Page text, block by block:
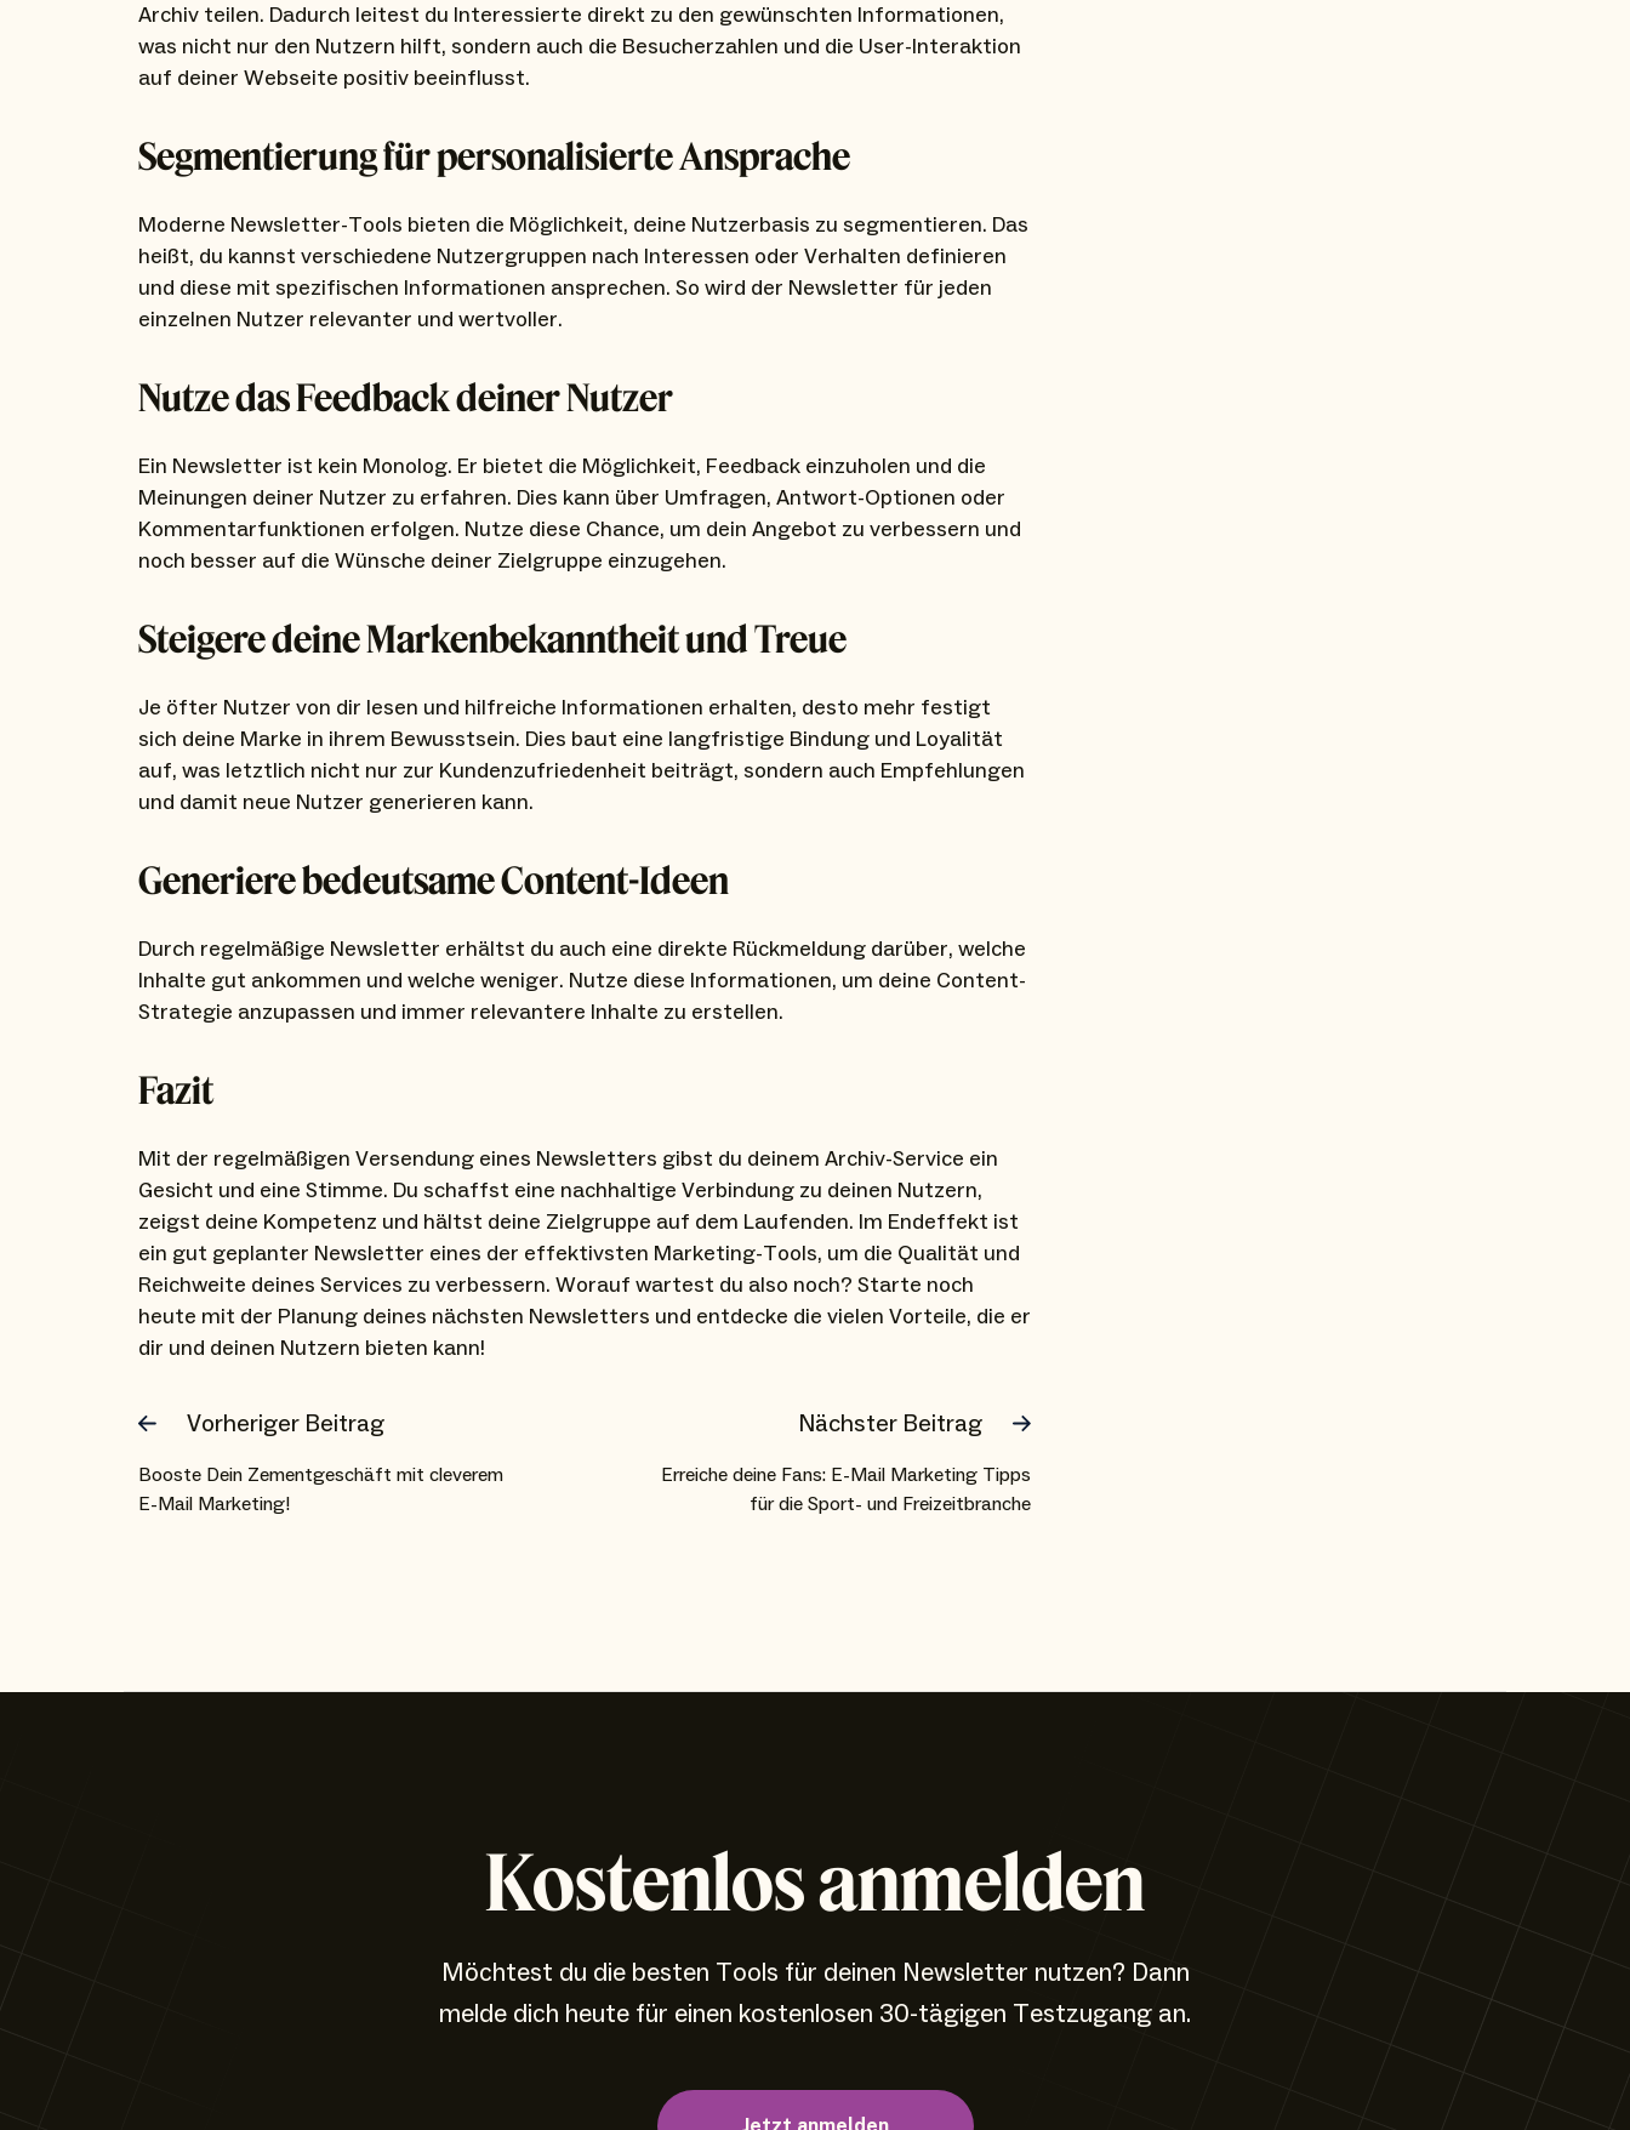
Archiv teilen. Dadurch leitest du Interessierte direkt zu den gewünschten Informationen,
was nicht nur den Nutzern hilft, sondern auch die Besucherzahlen und die User-Interaktion
auf deiner Webseite positiv beeinflusst.
Segmentierung für personalisierte Ansprache
Moderne Newsletter-Tools bieten die Möglichkeit, deine Nutzerbasis zu segmentieren. Das
heißt, du kannst verschiedene Nutzergruppen nach Interessen oder Verhalten definieren
und diese mit spezifischen Informationen ansprechen. So wird der Newsletter für jeden
einzelnen Nutzer relevanter und wertvoller.
Nutze das Feedback deiner Nutzer
Ein Newsletter ist kein Monolog. Er bietet die Möglichkeit, Feedback einzuholen und die
Meinungen deiner Nutzer zu erfahren. Dies kann über Umfragen, Antwort-Optionen oder
Kommentarfunktionen erfolgen. Nutze diese Chance, um dein Angebot zu verbessern und
noch besser auf die Wünsche deiner Zielgruppe einzugehen.
Steigere deine Markenbekanntheit und Treue
Je öfter Nutzer von dir lesen und hilfreiche Informationen erhalten, desto mehr festigt
sich deine Marke in ihrem Bewusstsein. Dies baut eine langfristige Bindung und Loyalität
auf, was letztlich nicht nur zur Kundenzufriedenheit beiträgt, sondern auch Empfehlungen
und damit neue Nutzer generieren kann.
Generiere bedeutsame Content-Ideen
Durch regelmäßige Newsletter erhältst du auch eine direkte Rückmeldung darüber, welche
Inhalte gut ankommen und welche weniger. Nutze diese Informationen, um deine Content-
Strategie anzupassen und immer relevantere Inhalte zu erstellen.
Fazit
Mit der regelmäßigen Versendung eines Newsletters gibst du deinem Archiv-Service ein
Gesicht und eine Stimme. Du schaffst eine nachhaltige Verbindung zu deinen Nutzern,
zeigst deine Kompetenz und hältst deine Zielgruppe auf dem Laufenden. Im Endeffekt ist
ein gut geplanter Newsletter eines der effektivsten Marketing-Tools, um die Qualität und
Reichweite deines Services zu verbessern. Worauf wartest du also noch? Starte noch
heute mit der Planung deines nächsten Newsletters und entdecke die vielen Vorteile, die er
dir und deinen Nutzern bieten kann!
Vorheriger Beitrag
Booste Dein Zementgeschäft mit cleverem
E-Mail Marketing!
Nächster Beitrag
Erreiche deine Fans: E-Mail Marketing Tipps
für die Sport- und Freizeitbranche
Kostenlos anmelden
Möchtest du die besten Tools für deinen Newsletter nutzen? Dann
melde dich heute für einen kostenlosen 30-tägigen Testzugang an.
Jetzt anmelden